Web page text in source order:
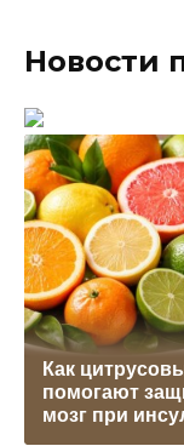
Новости
Как
помогают
мозг при